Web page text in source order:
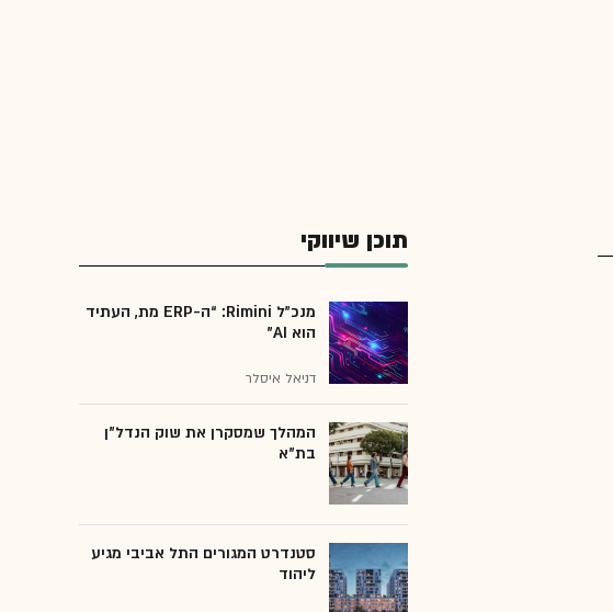
תוכן שיווקי
מנכ״ל Rimini: “ה-ERP מת, העתיד
הוא AI"
דניאל איסלר
המהלך שמסקרן את שוק הנדל"ן
בת"א
סטנדרט המגורים התל אביבי מגיע
ליהוד